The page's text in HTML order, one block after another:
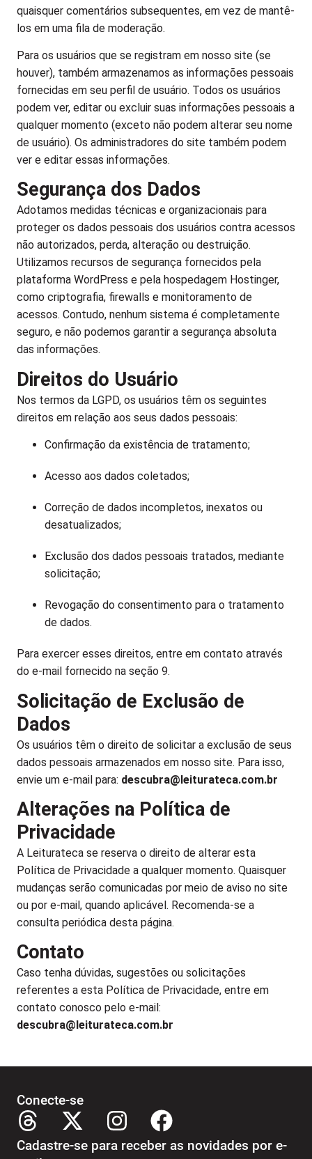
quaisquer comentários subsequentes, em vez de mantê-
los em uma fila de moderação.
Para os usuários que se registram em nosso site (se
houver), também armazenamos as informações pessoais
fornecidas em seu perfil de usuário. Todos os usuários
podem ver, editar ou excluir suas informações pessoais a
qualquer momento (exceto não podem alterar seu nome
de usuário). Os administradores do site também podem
ver e editar essas informações.
Segurança dos Dados
Adotamos medidas técnicas e organizacionais para
proteger os dados pessoais dos usuários contra acessos
não autorizados, perda, alteração ou destruição.
Utilizamos recursos de segurança fornecidos pela
plataforma WordPress e pela hospedagem Hostinger,
como criptografia, firewalls e monitoramento de
acessos. Contudo, nenhum sistema é completamente
seguro, e não podemos garantir a segurança absoluta
das informações.
Direitos do Usuário
Nos termos da LGPD, os usuários têm os seguintes
direitos em relação aos seus dados pessoais:
Confirmação da existência de tratamento;
Acesso aos dados coletados;
Correção de dados incompletos, inexatos ou
desatualizados;
Exclusão dos dados pessoais tratados, mediante
solicitação;
Revogação do consentimento para o tratamento
de dados.
Para exercer esses direitos, entre em contato através
do e-mail fornecido na seção 9.
Solicitação de Exclusão de
Dados
Os usuários têm o direito de solicitar a exclusão de seus
dados pessoais armazenados em nosso site. Para isso,
envie um e-mail para: descubra@leiturateca.com.br
Alterações na Política de
Privacidade
A Leiturateca se reserva o direito de alterar esta
Política de Privacidade a qualquer momento. Quaisquer
mudanças serão comunicadas por meio de aviso no site
ou por e-mail, quando aplicável. Recomenda-se a
consulta periódica desta página.
Contato
Caso tenha dúvidas, sugestões ou solicitações
referentes a esta Política de Privacidade, entre em
contato conosco pelo e-mail:
descubra@leiturateca.com.br
Conecte-se
Cadastre-se para receber as novidades por e-